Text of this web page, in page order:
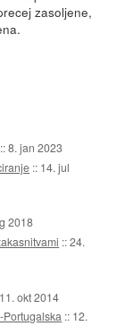
zasoljene,
::8. jan 2023
:: 14. jul
2018
::24.
11. okt 2014
:: 12.